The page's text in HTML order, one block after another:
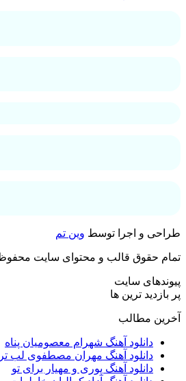
طراحی و اجرا توسط وین تم
تمام حقوق قالب و محتوای سایت محفوظ
پیوندهای سایت
پر بازدید ترین ها
آخرین مطالب
دانلود آهنگ شهرام معصومیان پناه
دانلود آهنگ مهران مصطفوی لب
دانلود آهنگ پوری و مهیار برای تو